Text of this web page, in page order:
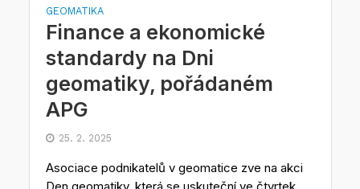
GEOMATIKA
Finance a ekonomické
standardy na Dni
geomatiky, pořádaném
APG
25. 2. 2025
Asociace podnikatelů v geomatice zve na akci
Den geomatiky, která se uskuteční ve čtvrtek